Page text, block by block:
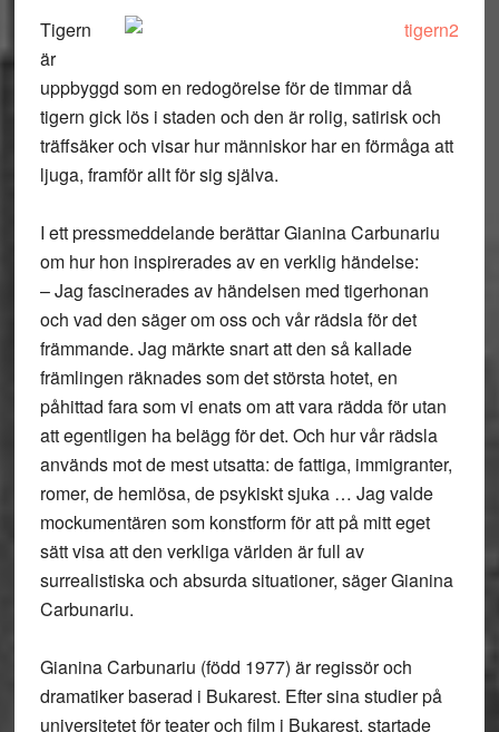
Tigern
är
uppbyggd som en redogörelse för de timmar då
tigern gick lös i staden och den är rolig, satirisk och
träffsäker och visar hur människor har en förmåga att
ljuga, framför allt för sig själva.
I ett pressmeddelande berättar Gianina Carbunariu
om hur hon inspirerades av en verklig händelse:
– Jag fascinerades av händelsen med tigerhonan
och vad den säger om oss och vår rädsla för det
främmande. Jag märkte snart att den så kallade
främlingen räknades som det största hotet, en
påhittad fara som vi enats om att vara rädda för utan
att egentligen ha belägg för det. Och hur vår rädsla
används mot de mest utsatta: de fattiga, immigranter,
romer, de hemlösa, de psykiskt sjuka … Jag valde
mockumentären som konstform för att på mitt eget
sätt visa att den verkliga världen är full av
surrealistiska och absurda situationer, säger Gianina
Carbunariu.
Gianina Carbunariu (född 1977) är regissör och
dramatiker baserad i Bukarest. Efter sina studier på
universitetet för teater och film i Bukarest, startade